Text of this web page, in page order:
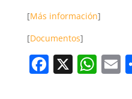
[Más información]
[Documentos]
F X W E